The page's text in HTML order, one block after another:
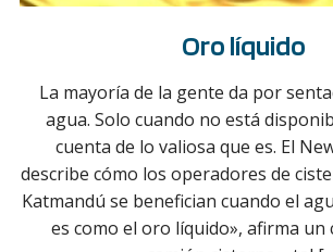
Oro líquido
La mayoría de la gente da por
agua. Solo cuando no está
cuenta de lo valiosa que es. El
describe cómo los operadores de
Katmandú se benefician cuando el
es como el oro líquido», afirma un